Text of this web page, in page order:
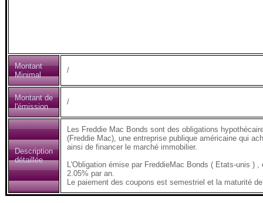
Montant
Minimal
/
Montant de
l'émission
/
Description
détaillée
Les Freddie Mac Bonds sont des obligations
(Freddie Mac), une entreprise publique américaine qui
ainsi de financer le marché immobilier.
L'Obligation émise par FreddieMac Bonds ( Etats-unis )
2.05% par an.
Le paiement des coupons est semestriel et la maturité